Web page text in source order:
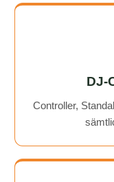
DJ-
Controller,